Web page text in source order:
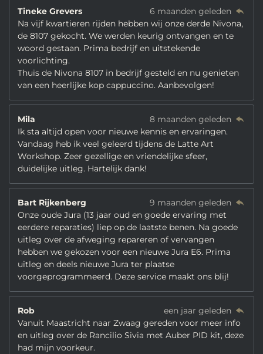
Tineke Grevers
6 maanden geleden
Na vijf kwartieren rijden hebben wij onze derde Nivona,
de 8107 gekocht. We werden keurig ontvangen en te
woord gestaan. Prima bedrijf en uitstekende
voorlichting.
Thuis de Nivona 8107 in bedrijf gesteld en nu genieten
van een heerlijke kop cappuccino. Aanbevolgen!
Mila
8 maanden geleden
Ik sta altijd open voor nieuwe kennis en ervaringen.
Vandaag heb ik veel geleerd tijdens de Latte Art
Workshop. Zeer gezellige en vriendelijke sfeer,
duidelijke uitleg. Hartelijk dank!
Bart Rijkenberg
9 maanden geleden
Onze oude Jura (13 jaar oud en goede ervaring met
eerdere reparaties) liep op de laatste benen. Na goede
uitleg over de afweging repareren of vervangen
hebben we gekozen voor een nieuwe Jura E6. Prima
uitleg en deels nieuwe Jura ter plaatse
voorgeprogrammeerd. Deze service maakt ons blij!
Rob
een jaar geleden
Vanuit Maastricht naar Zwaag gereden voor meer info
en uitleg over de Rancilio Sivia met Auber PID kit, deze
had mijn voorkeur.